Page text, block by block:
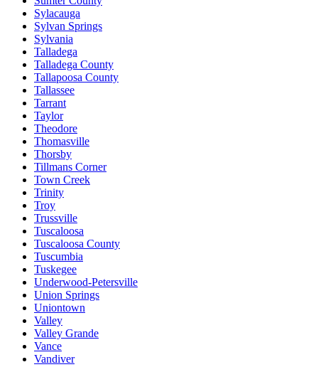
Sylacauga
Sylvan Springs
Sylvania
Talladega
Talladega County
Tallapoosa County
Tallassee
Tarrant
Taylor
Theodore
Thomasville
Thorsby
Tillmans Corner
Town Creek
Trinity
Troy
Trussville
Tuscaloosa
Tuscaloosa County
Tuscumbia
Tuskegee
Underwood-Petersville
Union Springs
Uniontown
Valley
Valley Grande
Vance
Vandiver